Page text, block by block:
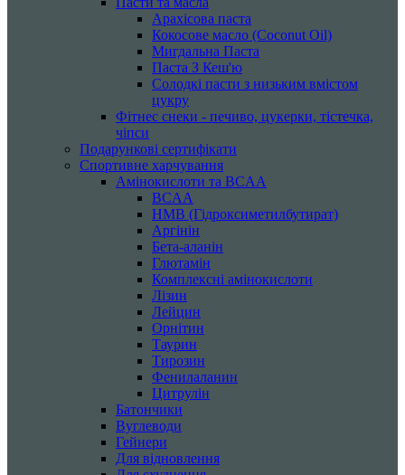
Арахісова паста
Кокосове масло (Coconut Oil)
Мигдальна Паста
Паста З Кеш'ю
Солодкі пасти з низьким вмістом
цукру
Фітнес снеки - печиво, цукерки, тістечка,
чіпси
Подарункові сертифікати
Спортивне харчування
Амінокислоти та BCAA
BCAA
HMB (Гідроксиметилбутират)
Аргінін
Бета-аланін
Глютамін
Комплексні амінокислоти
Лізин
Лейцин
Орнітин
Таурин
Тирозин
Фенилаланин
Цитрулін
Батончики
Вуглеводи
Гейнери
Для відновлення